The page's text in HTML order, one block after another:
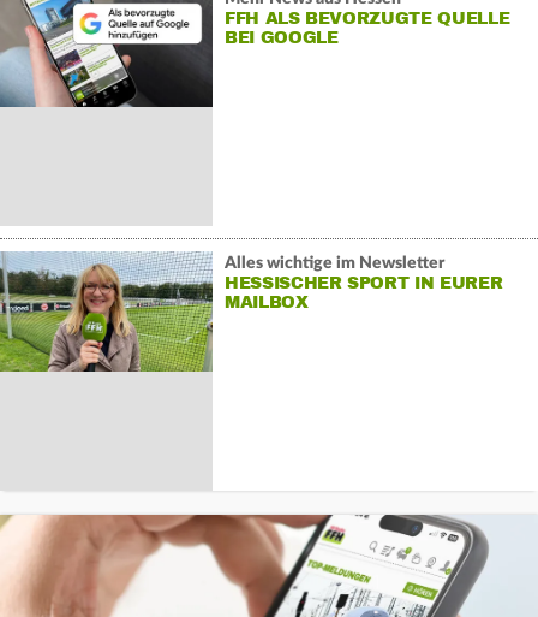
FFH ALS BEVORZUGTE QUELLE
BEI GOOGLE
Alles wichtige im Newsletter
HESSISCHER SPORT IN EURER
MAILBOX